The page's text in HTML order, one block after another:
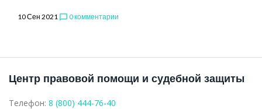
10 Сен 2021 chat_bubble_outline 0 комментарии
Центр правовой помощи и судебной защиты
Телефон: 8 (800) 444-76-40